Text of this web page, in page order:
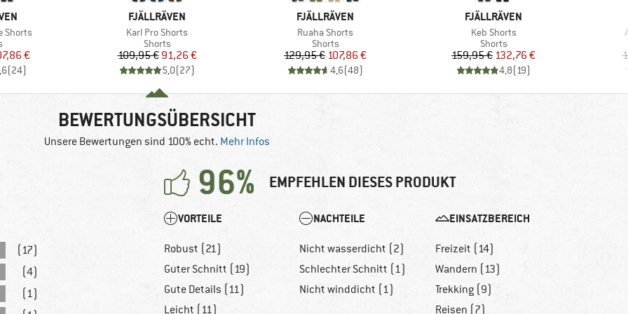
Shorts
Preis
€
(24)
MARKE
FJÄLLRÄVEN
Artikel
Karl Pro Shorts
Produktgruppe
Shorts
Preis
109,95 €reduzierter Preis
91,26 €
5,0(27)
MARKE
FJÄLLRÄVEN
Artikel
Ruaha Shorts
Produktgruppe
Shorts
Preis
129,95 €reduzierter Preis
107,86 €
4,6(48)
MARKE
FJÄLLRÄVEN
Artikel
Keb Shorts
Produktgruppe
Shorts
Preis
159,95 €reduzierter Preis
132,76 €
4,8(19)
BEWERTUNGSÜBERSICHT
Unsere Bewertungen sind 100% echt. Mehr Infos
96% EMPFEHLEN DIESES PRODUKT
(17)
(4)
(1)
VORTEILE
Robust (21)
Guter Schnitt (19)
Gute Details (11)
Leicht (11)
NACHTEILE
Nicht wasserdicht (2)
Schlechter Schnitt (1)
Nicht winddicht (1)
EINSATZBEREICH
Freizeit (14)
Wandern (13)
Trekking (9)
Reisen (7)